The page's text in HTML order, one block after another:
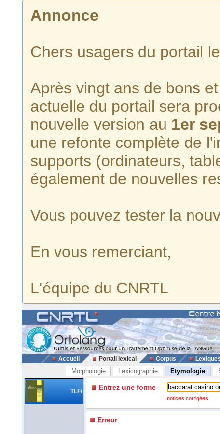
Annonce
Chers usagers du portail
Après vingt ans de bons
actuelle du portail sera
nouvelle version au 1er
une refonte complète de
supports (ordinateurs,
également de nouvelles
Vous pouvez tester la
En vous remerciant,
L'équipe du CNRTL
Accueil Portail lexical Corpus
Morphologie Lexicographie Etymologie
TLFi Entrez une forme
notices corrigées
Erreur